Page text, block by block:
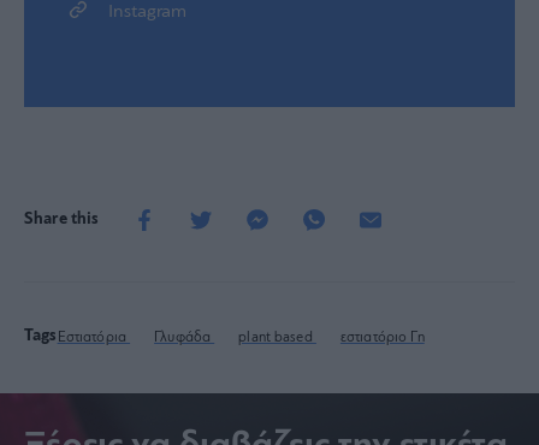
Instagram
Share this
Tags Εστιατόρια Γλυφάδα plant based εστιατόριο Γη